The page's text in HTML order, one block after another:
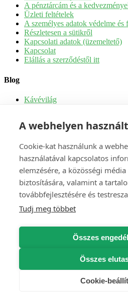
A webhelyen
Cookie-kat használunk a
használatával kapcsolatos
elemzésére, a közösségi
biztosítására, valamint a
továbbfejlesztésére és
Tudj meg többet
Összes
Összes
Cookie-
A pénztárcám és a
Üzleti feltételek
A személyes adatok védelme és
Részletesen a sütikről
Kapcsolati adatok (üzemeltető)
Kapcsolat
Elállás a szerződéstől itt
Blog
Kávévilág
Tea
Kávégépek szervizelése
Címek
GDPR – Jogaim
Vásárlási előzmények
Személyes adatok
• A kávé a nap fő
napból származik